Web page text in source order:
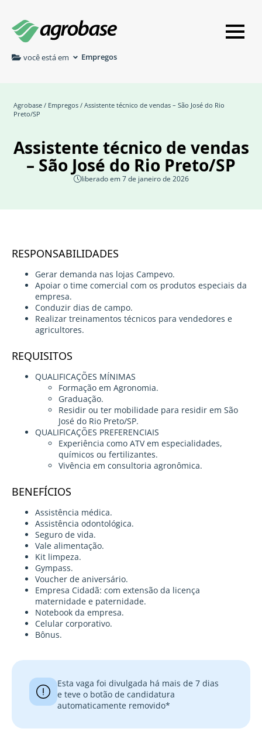
você está em Empregos
Agrobase / Empregos / Assistente técnico de vendas – São José do Rio
Preto/SP
Assistente técnico de vendas
– São José do Rio Preto/SP
liberado em 7 de janeiro de 2026
RESPONSABILIDADES
Gerar demanda nas lojas Campevo.
Apoiar o time comercial com os produtos especiais da
empresa.
Conduzir dias de campo.
Realizar treinamentos técnicos para vendedores e
agricultores.
REQUISITOS
QUALIFICAÇÕES MÍNIMAS
Formação em Agronomia.
Graduação.
Residir ou ter mobilidade para residir em São
José do Rio Preto/SP.
QUALIFICAÇÕES PREFERENCIAIS
Experiência como ATV em especialidades,
químicos ou fertilizantes.
Vivência em consultoria agronômica.
BENEFÍCIOS
Assistência médica.
Assistência odontológica.
Seguro de vida.
Vale alimentação.
Kit limpeza.
Gympass.
Voucher de aniversário.
Empresa Cidadã: com extensão da licença
maternidade e paternidade.
Notebook da empresa.
Celular corporativo.
Bônus.
Esta vaga foi divulgada há mais de 7 dias
e teve o botão de candidatura
automaticamente removido*